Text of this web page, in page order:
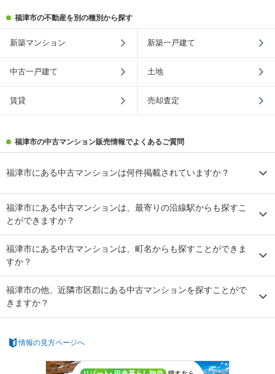
福津市の不動産を別の種別から探す
新築マンション 新築一戸建て
中古一戸建て 土地
賃貸 売却査定
福津市の中古マンション販売情報でよくあるご質問
福津市にある中古マンションは何件掲載されていますか？
福津市にある中古マンションは、最寄りの沿線駅からも探すこ
とができますか？
福津市にある中古マンションは、町名からも探すことができま
すか？
福津市の他、近隣市区郡にある中古マンションを探すことがで
きますか？
情報の見方ページへ